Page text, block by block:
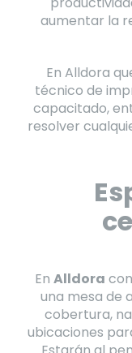
aumentar la
En Alldora
técnico de
capacitado,
resolver
En Alldora
una mesa de
cobertura,
ubicaciones